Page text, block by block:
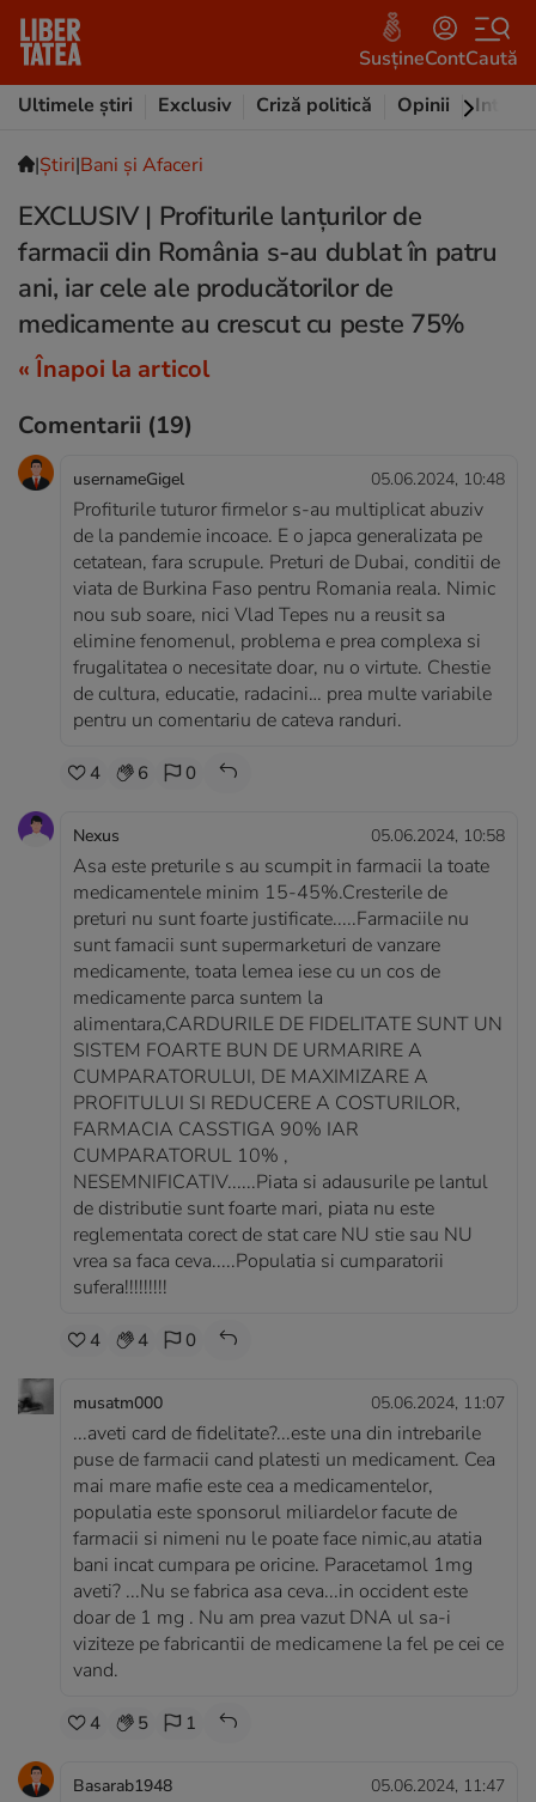
SusțineContCaută
Ultimele știri
Exclusiv Criză politică Opinii
|Ştiri|Bani și Afaceri
EXCLUSIV | Profiturile lanțurilor de
farmacii din România s-au dublat în patru
ani, iar cele ale producătorilor de
medicamente au crescut cu peste 75%
« Înapoi la articol
Comentarii (19)
usernameGigel 05.06.2024, 10:48
Profiturile tuturor firmelor s-au multiplicat abuziv
de la pandemie incoace. E o japca generalizata pe
cetatean, fara scrupule. Preturi de Dubai, conditii de
viata de Burkina Faso pentru Romania reala. Nimic
nou sub soare, nici Vlad Tepes nu a reusit sa
elimine fenomenul, problema e prea complexa si
frugalitatea o necesitate doar, nu o virtute. Chestie
de cultura, educatie, radacini… prea multe variabile
pentru un comentariu de cateva randuri.
4 6 0
Nexus 05.06.2024, 10:58
Asa este preturile s au scumpit in farmacii la toate
medicamentele minim 15-45%.Cresterile de
preturi nu sunt foarte justificate.....Farmaciile nu
sunt famacii sunt supermarketuri de vanzare
medicamente, toata lemea iese cu un cos de
medicamente parca suntem la
alimentara,CARDURILE DE FIDELITATE SUNT UN
SISTEM FOARTE BUN DE URMARIRE A
CUMPARATORULUI, DE MAXIMIZARE A
PROFITULUI SI REDUCERE A COSTURILOR,
FARMACIA CASSTIGA 90% IAR
CUMPARATORUL 10% ,
NESEMNIFICATIV......Piata si adausurile pe lantul
de distributie sunt foarte mari, piata nu este
reglementata corect de stat care NU stie sau NU
vrea sa faca ceva.....Populatia si cumparatorii
sufera!!!!!!!!!
4 4 0
musatm000 05.06.2024, 11:07
...aveti card de fidelitate?...este una din intrebarile
puse de farmacii cand platesti un medicament. Cea
mai mare mafie este cea a medicamentelor,
populatia este sponsorul miliardelor facute de
farmacii si nimeni nu le poate face nimic,au atatia
bani incat cumpara pe oricine. Paracetamol 1mg
aveti? ...Nu se fabrica asa ceva...in occident este
doar de 1 mg . Nu am prea vazut DNA ul sa-i
viziteze pe fabricantii de medicamene la fel pe cei ce
vand.
4 5 1
Basarab1948 05.06.2024, 11:47